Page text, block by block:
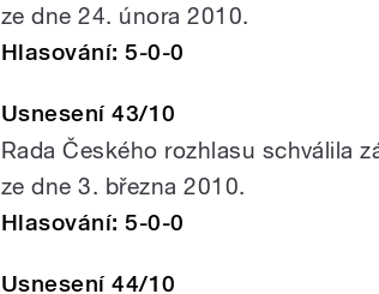
ze dne 24. února 2010.
Hlasování: 5-0-0
Usnesení 43/10
Rada Českého rozhlasu schválila
ze dne 3. března 2010.
Hlasování: 5-0-0
Usnesení 44/10